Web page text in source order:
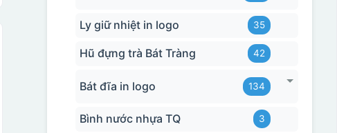
Ly giữ nhiệt in logo 35
Hũ đựng trà Bát Tràng 42
Bát đĩa in logo 134
Bình nước nhựa TQ 3